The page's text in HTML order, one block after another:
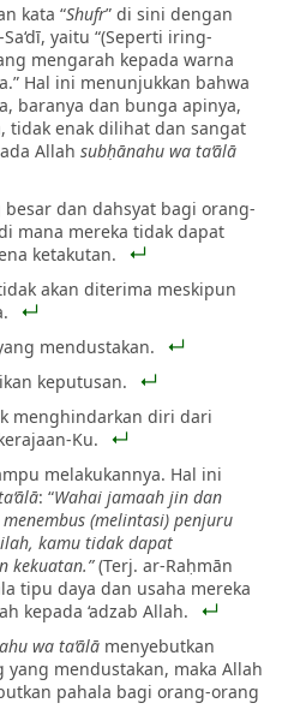
kata “Shufr” di sini dengan
yaitu “(Seperti iring-
mengarah kepada warna
Hal ini menunjukkan bahwa
baranya dan bunga apinya,
tidak enak dilihat dan sangat
Allah subḥānahu wa ta‘ālā
besar dan dahsyat bagi orang-
mana mereka tidak dapat
ketakutan.
akan diterima meskipun
mendustakan.
keputusan.
menghindarkan diri dari
Ku.
melakukannya. Hal ini
: “Wahai jamaah jin dan
(melintasi) penjuru
kamu tidak dapat
kekuatan.”(Terj. ar-Raḥmān
tipu daya dan usaha mereka
kepada ‘adzab Allah.
wa ta‘ālā menyebutkan
mendustakan, maka Allah
pahala bagi orang-orang